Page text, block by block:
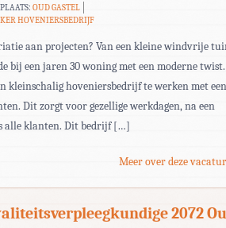
PLAATS: OUD GASTEL
HOVENIERSBEDRIJF
aan projecten? Van een kleine windvrije
bij een jaren 30 woning met een moderne twist.
kleinschalig hoveniersbedrijf te werken met een
Dit zorgt voor gezellige werkdagen, na een
alle klanten. Dit bedrijf […]
Meer over deze
2072